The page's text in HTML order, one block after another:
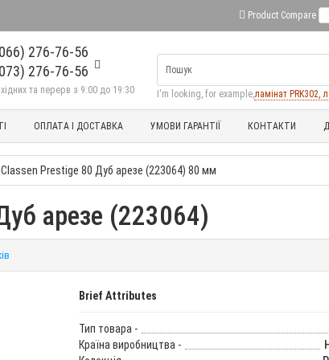
Product Compare
276-76-56
276-76-56
та перерв з 9:00 до 19:30 I'm looking, for example,ламінат PRK302,
ОПЛАТА І ДОСТАВКА УМОВИ ГАРАНТІЇ КОНТАКТИ
Classen Prestige 80 Дуб арезе (223064) 80 мм
арезе (223064)
Brief Attributes
Тип товара -
Країна виробництва -